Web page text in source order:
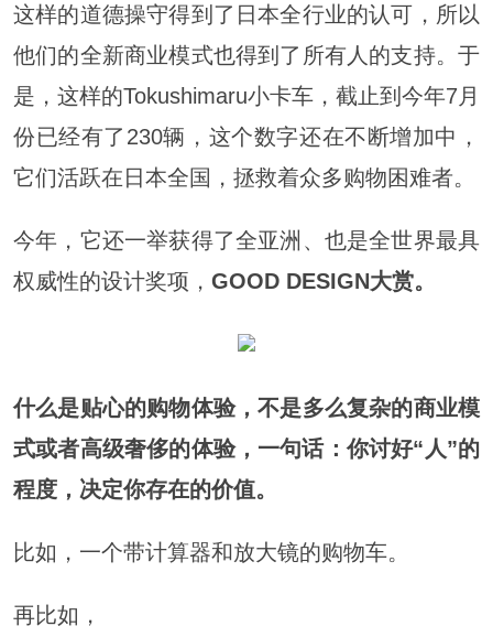
这样的道德操守得到了日本全行业的认可，所以
他们的全新商业模式也得到了所有人的支持。于
是，这样的Tokushimaru小卡车，截止到今年7月
份已经有了230辆，这个数字还在不断增加中，
它们活跃在日本全国，拯救着众多购物困难者。
今年，它还一举获得了全亚洲、也是全世界最具
权威性的设计奖项， GOOD DESIGN大赏。
什么是贴心的购物体验，不是多么复杂的商业模
式或者高级奢侈的体验，一句话：你讨好“人”的
程度，决定你存在的价值。
比如，一个带计算器和放大镜的购物车。
再比如，